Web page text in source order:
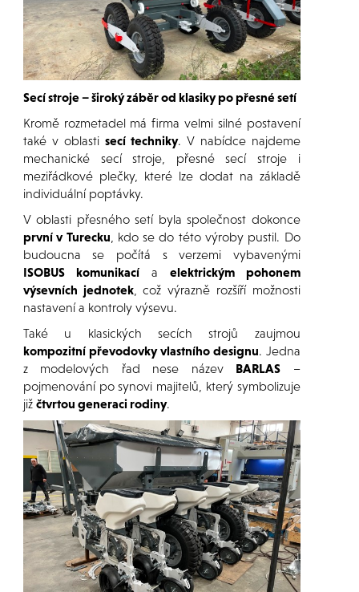
Secí stroje – široký záběr od klasiky po přesné setí
Kromě rozmetadel má firma velmi silné postavení
také v oblasti secí techniky. V nabídce najdeme
mechanické secí stroje, přesné secí stroje i
meziřádkové plečky, které lze dodat na základě
individuální poptávky.
V oblasti přesného setí byla společnost dokonce
první v Turecku , kdo se do této výroby pustil. Do
budoucna se počítá s verzemi vybavenými
ISOBUS komunikacía elektrickým pohonem
výsevních jednotek, což výrazně rozšíří možnosti
nastavení a kontroly výsevu.
Také u klasických secích strojů zaujmou
kompozitní převodovky vlastního designu. Jedna
z modelových řad nese název BARLAS –
pojmenování po synovi majitelů, který symbolizuje
již čtvrtou generaci rodiny.